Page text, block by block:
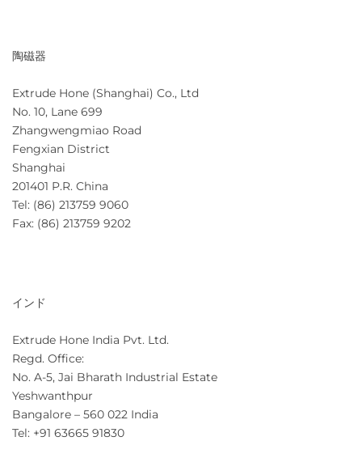
陶磁器
Extrude Hone (Shanghai) Co., Ltd
No. 10, Lane 699
Zhangwengmiao Road
Fengxian District
Shanghai
201401 P.R. China
Tel: (86) 213759 9060
Fax: (86) 213759 9202
インド
Extrude Hone India Pvt. Ltd.
Regd. Office:
No. A-5, Jai Bharath Industrial Estate
Yeshwanthpur
Bangalore – 560 022 India
Tel: +91 63665 91830